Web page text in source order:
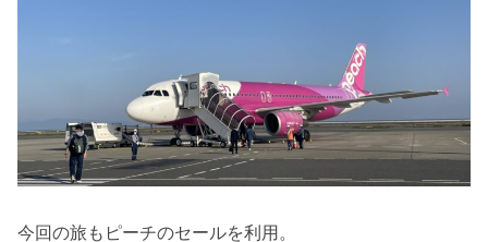
今回の旅もピーチのセールを利用。